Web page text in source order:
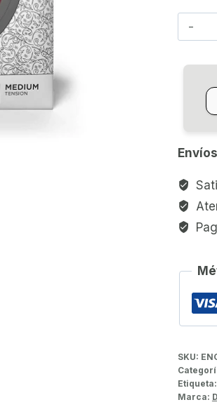
SKU:
Etiqueta:
Marca: